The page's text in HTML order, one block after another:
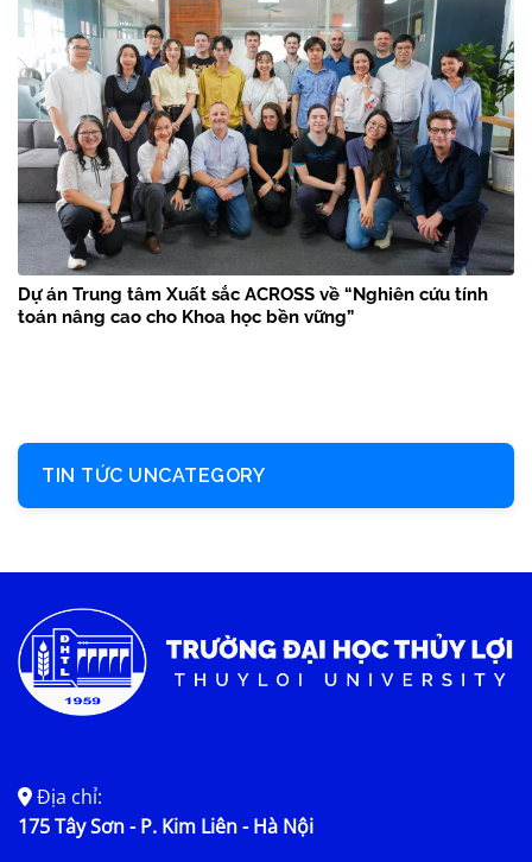
Dự án Trung tâm Xuất sắc ACROSS về “Nghiên cứu tính
toán nâng cao cho Khoa học bền vững”
TIN TỨC UNCATEGORY
Địa chỉ:
175 Tây Sơn - P. Kim Liên - Hà Nội